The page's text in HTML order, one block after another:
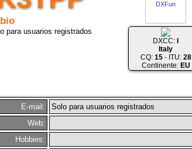
para usuarios registrados
DXCC:
Italy
CQ: 15- ITU: 28
Continente: EU
E-mail:
Solo para usuarios registrados
Web:
Hobbies: